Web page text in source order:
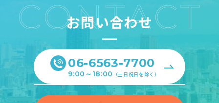
お問い合わせ
06-6563-7700
9:00～18:00 （土日祝日を除く）